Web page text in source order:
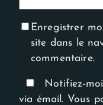
Enregistrer
site dans le
commentaire.
Notifiez-
via émail. Vous